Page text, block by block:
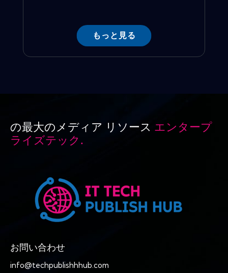
もっと見る
の最大のメディア リソース エンタープ
ライズテック.
お問い合わせ
info@techpublishhhub.com